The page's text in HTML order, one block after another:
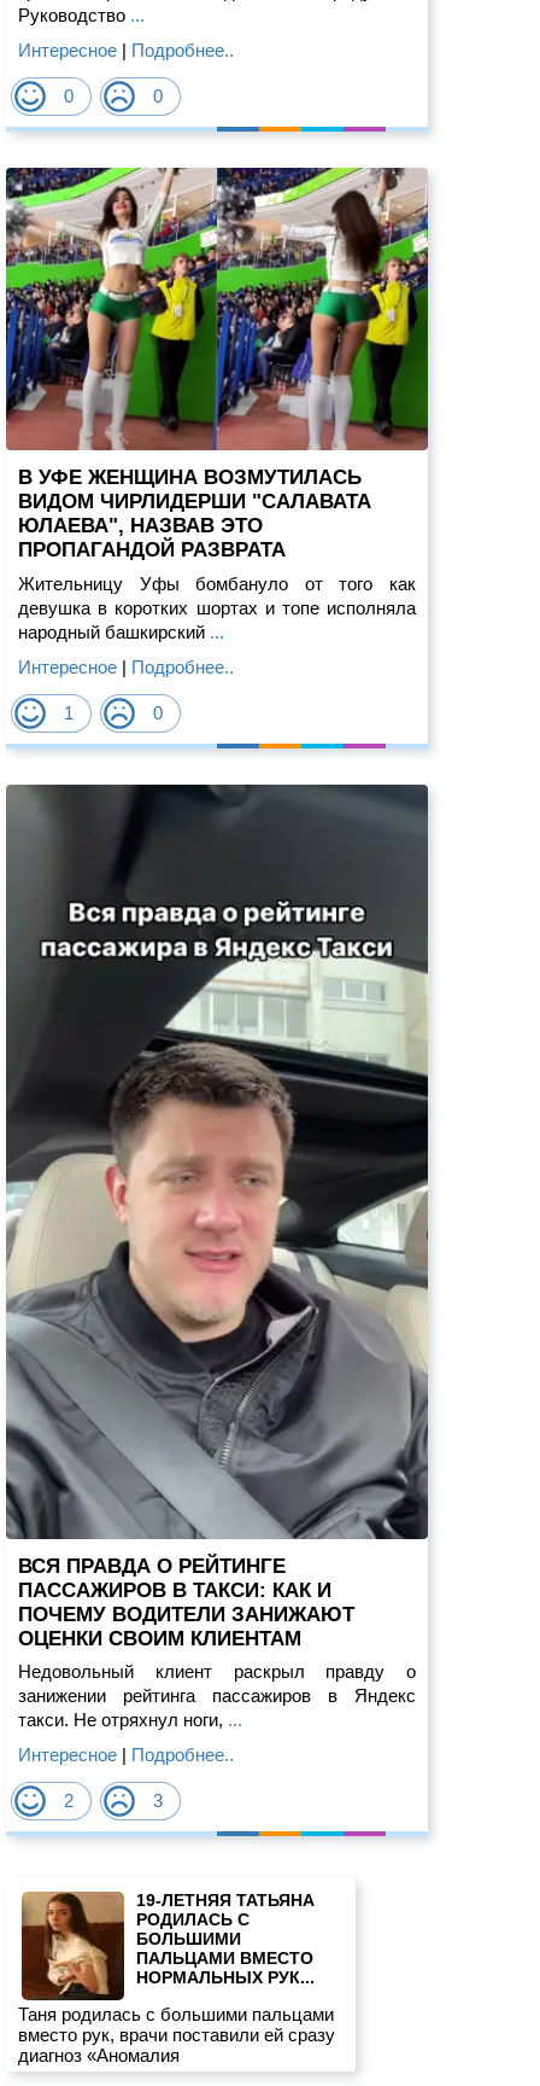
Руководство ...
Интересное
Подробнее..
0 0
В УФЕ ЖЕНЩИНА ВОЗМУТИЛАСЬ
ВИДОМ ЧИРЛИДЕРШИ "САЛАВАТА
ЮЛАЕВА", НАЗВАВ ЭТО
ПРОПАГАНДОЙ РАЗВРАТА
Жительницу Уфы бомбануло от того как
девушка в коротких шортах и топе исполняла
народный башкирский ...
Интересное | Подробнее..
1 0
ВСЯ ПРАВДА О РЕЙТИНГЕ
ПАССАЖИРОВ В ТАКСИ: КАК И
ПОЧЕМУ ВОДИТЕЛИ ЗАНИЖАЮТ
ОЦЕНКИ СВОИМ КЛИЕНТАМ
Недовольный клиент раскрыл правду о
занижении рейтинга пассажиров в Яндекс
такси. Не отряхнул ноги, ...
Интересное | Подробнее..
2 3
19-ЛЕТНЯЯ ТАТЬЯНА
РОДИЛАСЬ С
БОЛЬШИМИ
ПАЛЬЦАМИ ВМЕСТО
НОРМАЛЬНЫХ РУК...
Таня родилась с большими пальцами
вместо рук, врачи поставили ей сразу
диагноз «Аномалия